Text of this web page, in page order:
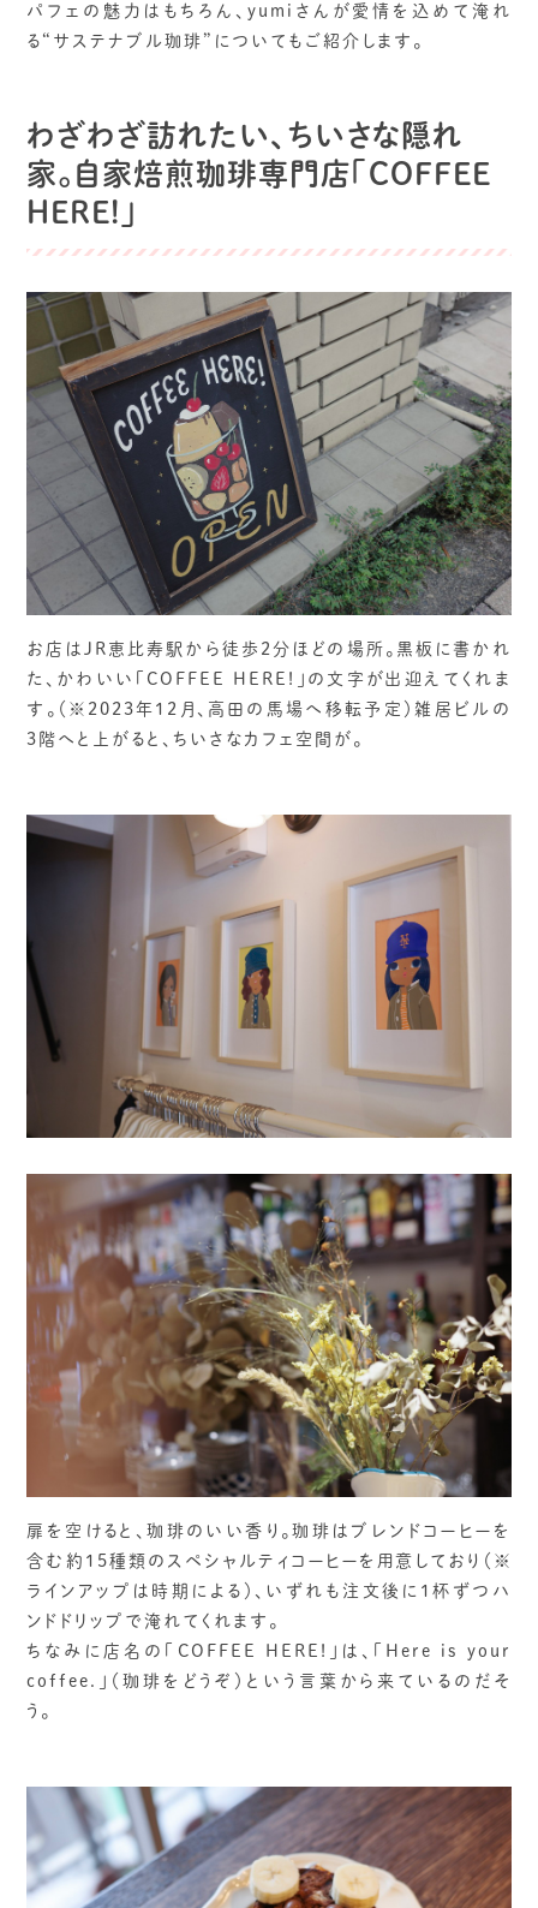
パフェの魅力はもちろん、yumiさんが愛情を込めて淹れ
る“サステナブル珈琲”についてもご紹介します。
わざわざ訪れたい、ちいさな隠れ
家。自家焙煎珈琲専門店「COFFEE
HERE!」
お店はJR恵比寿駅から徒歩2分ほどの場所。黒板に書かれ
た、かわいい「COFFEE HERE!」の文字が出迎えてくれま
す。（※2023年12月、高田の馬場へ移転予定）雑居ビルの
3階へと上がると、ちいさなカフェ空間が。
扉を空けると、珈琲のいい香り。珈琲はブレンドコーヒーを
含む約15種類のスペシャルティコーヒーを用意しており（※
ラインアップは時期による）、いずれも注文後に1杯ずつハ
ンドドリップで淹れてくれます。
ちなみに店名の「COFFEE HERE!」は、「Here is your
coffee.」（珈琲をどうぞ）という言葉から来ているのだそ
う。